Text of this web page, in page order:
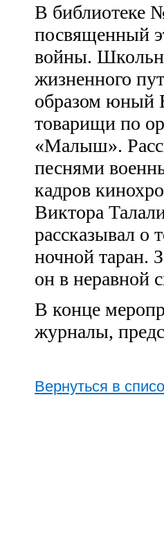
В библиотеке
посвященный
войны.
жизненного
образом юный
товарищи по
«Малыш».
песнями
кадров
Виктора
рассказывал о
ночной таран.
он в неравной
В конце
журналы,
Вернуться в